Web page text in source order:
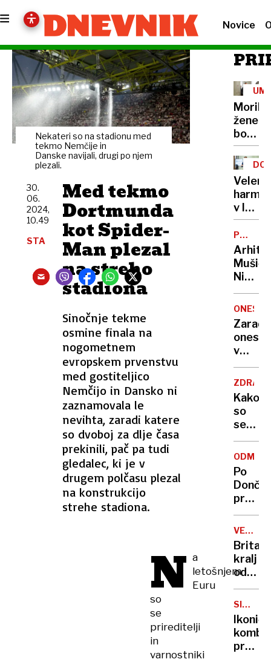
Novice
Nekateri so na stadionu med
tekmo Nemčije in
Danske navijali, drugi po njem
plezali.
Med tekmo
Dortmunda
kot Spider-
Man plezal
na streho
stadiona
Sinočnje tekme
osmine finala na
nogometnem
evropskem prvenstvu
med gostiteljico
Nemčijo in Dansko ni
zaznamovala le
nevihta, zaradi katere
so dvoboj za dlje časa
prekinili, pač pa tudi
gledalec, ki je v
drugem polčasu plezal
na konstrukcijo
strehe stadiona.
30.
06.
2024,
10.49
STA
N a
letošnjem
Euru
so
se
prireditelji
in
varnostniki
žene
bo
sedel
21
let
v lov
na
nov
rekord
CENTER
Mušič:
Nikoli
nisem
da je
to v
moji
sploh
Zaradi
v
delu
voda
Kako
so
se
cilji
vlade
Po
Karma
je
psica,
Nico
pa
njen
sin
VELIKA
kralj
zaradi
raka
SIMBOL
kombi